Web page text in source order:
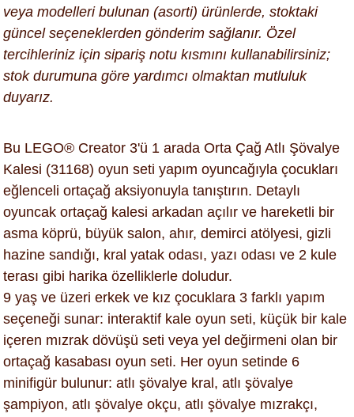
veya modelleri bulunan (asorti) ürünlerde, stoktaki
güncel seçeneklerden gönderim sağlanır. Özel
tercihleriniz için sipariş notu kısmını kullanabilirsiniz;
stok durumuna göre yardımcı olmaktan mutluluk
duyarız.
Bu LEGO® Creator 3'ü 1 arada Orta Çağ Atlı Şövalye
Kalesi (31168) oyun seti yapım oyuncağıyla çocukları
eğlenceli ortaçağ aksiyonuyla tanıştırın. Detaylı
oyuncak ortaçağ kalesi arkadan açılır ve hareketli bir
asma köprü, büyük salon, ahır, demirci atölyesi, gizli
hazine sandığı, kral yatak odası, yazı odası ve 2 kule
terası gibi harika özelliklerle doludur.
9 yaş ve üzeri erkek ve kız çocuklara 3 farklı yapım
seçeneği sunar: interaktif kale oyun seti, küçük bir kale
içeren mızrak dövüşü seti veya yel değirmeni olan bir
ortaçağ kasabası oyun seti. Her oyun setinde 6
minifigür bulunur: atlı şövalye kral, atlı şövalye
şampiyon, atlı şövalye okçu, atlı şövalye mızrakçı,